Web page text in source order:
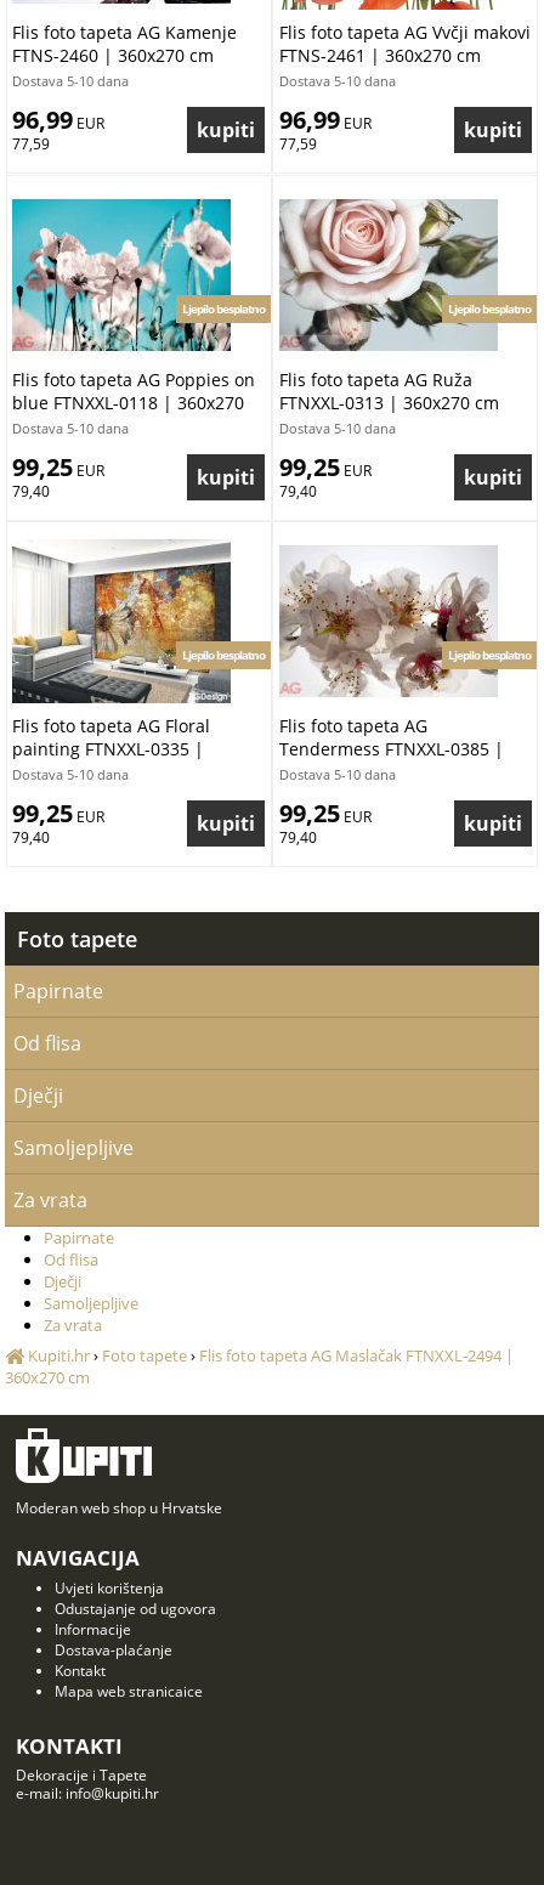
Flis foto tapeta AG Kamenje
FTNS-2460 | 360x270 cm
Dostava 5-10 dana
96,99 EUR
77,59
Flis foto tapeta AG Vvčji makovi
FTNS-2461 | 360x270 cm
Dostava 5-10 dana
96,99 EUR
77,59
Flis foto tapeta AG Poppies on
blue FTNXXL-0118 | 360x270
cm
Ljepilo besplatno
Dostava 5-10 dana
99,25 EUR
79,40
Flis foto tapeta AG Ruža
FTNXXL-0313 | 360x270 cm
Ljepilo besplatno
Dostava 5-10 dana
99,25 EUR
79,40
Flis foto tapeta AG Floral
painting FTNXXL-0335 |
360x270 cm
Ljepilo besplatno
Dostava 5-10 dana
99,25 EUR
79,40
Flis foto tapeta AG
Tendermess FTNXXL-0385 |
360x270 cm
Ljepilo besplatno
Dostava 5-10 dana
99,25 EUR
79,40
Foto tapete
Papirnate
Od flisa
Dječji
Samoljepljive
Za vrata
Papirnate
Od flisa
Dječji
Samoljepljive
Za vrata
Kupiti.hr› Foto tapete› Flis foto tapeta AG Maslačak FTNXXL-2494 |
360x270 cm
Moderan web shop u Hrvatske
NAVIGACIJA
Uvjeti korištenja
Odustajanje od ugovora
Informacije
Dostava-plaćanje
Kontakt
Mapa web stranicaice
KONTAKTI
Dekoracije i Tapete
e-mail: info@kupiti.hr